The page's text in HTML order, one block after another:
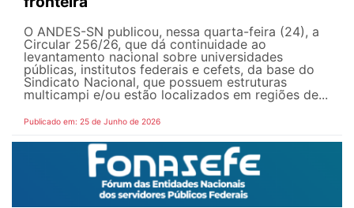
O ANDES-SN publicou, nessa quarta-feira (24), a
Circular 256/26, que dá continuidade ao
levantamento nacional sobre universidades
públicas, institutos federais e cefets, da base do
Sindicato Nacional, que possuem estruturas
multicampi e/ou estão localizados em regiões de...
Publicado em: 25 de Junho de 2026